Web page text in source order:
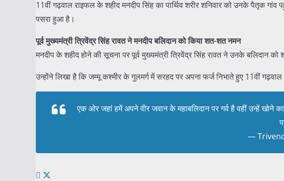
11वीं गढ़वाल राइफल के शहीद मनदीप सिंह का पार्थिव शरीर शनिवार को उनके पैतृक
पसरा हुआ है।
पूर्व मुख्यमंत्री त्रिवेंद्र सिंह रावत ने मनदीप बलिदान कोकियाशत-शत नमन
मनदीप के शहीद होने की सूचना पर पूर्व मुख्यमंत्री त्रिवेंद्र सिंह रावत ने उनके बलिदान
उन्होंने लिखा है कि जम्मू कश्मीर के गुलमर्ग में सरहद पर अपना फर्ज निभाते हुए 11वीं
एक ओर जहां हमें अपने वीर जवान के महाबलिदान पर गर्व है वहीं उन्हें खोने
—